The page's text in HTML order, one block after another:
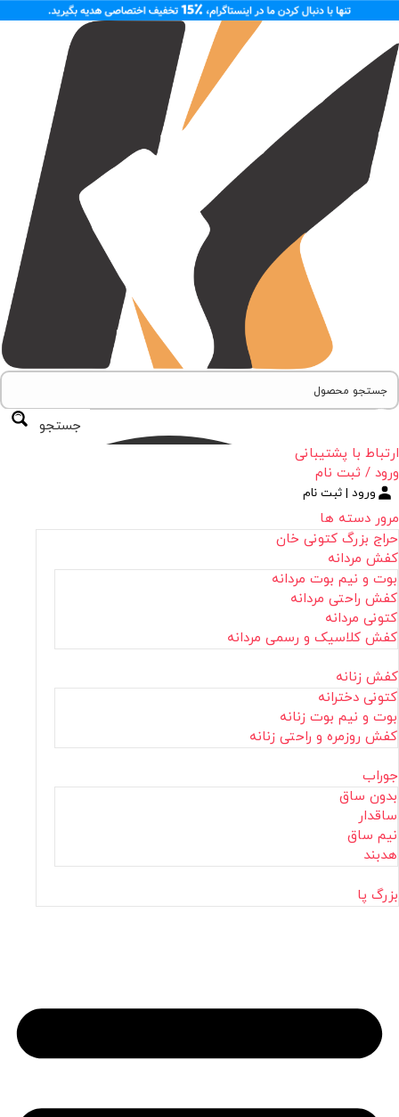
جستجو
ارتباط با پشتیبانی
ورود / ثبت نام
ورود | ثبت نام
مرور دسته ها
حراج بزرگ کتونی خان
کفش مردانه
بوت و نیم بوت مردانه
کفش راحتی مردانه
کتونی مردانه
کفش کلاسیک و رسمی مردانه
کفش زنانه
کتونی دخترانه
بوت و نیم بوت زنانه
کفش روزمره و راحتی زنانه
جوراب
بدون ساق
ساقدار
نیم ساق
هدبند
بزرگ پا